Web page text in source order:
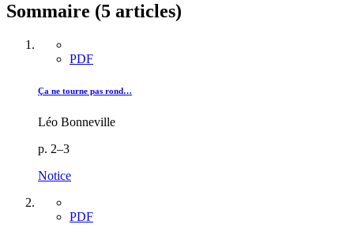
Sommaire (5 articles)
PDF
Ça ne tourne pas rond…
Léo Bonneville
p. 2–3
Notice
PDF